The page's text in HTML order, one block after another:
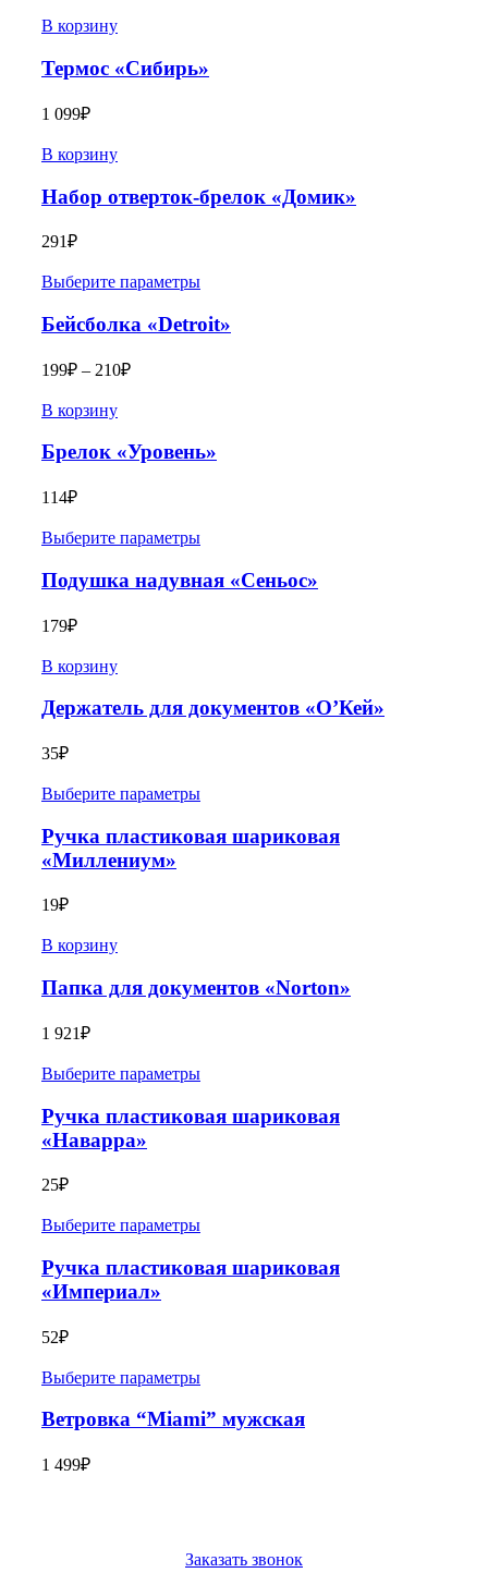
В корзину
Термос «Сибирь»
1 099₽
В корзину
Набор отверток-брелок «Домик»
291₽
Выберите параметры
Бейсболка «Detroit»
199₽ – 210₽
В корзину
Брелок «Уровень»
114₽
Выберите параметры
Подушка надувная «Сеньос»
179₽
В корзину
Держатель для документов «О’Кей»
35₽
Выберите параметры
Ручка пластиковая шариковая
«Миллениум»
19₽
В корзину
Папка для документов «Norton»
1 921₽
Выберите параметры
Ручка пластиковая шариковая
«Наварра»
25₽
Выберите параметры
Ручка пластиковая шариковая
«Империал»
52₽
Выберите параметры
Ветровка “Miami” мужская
1 499₽
Заказать звонок